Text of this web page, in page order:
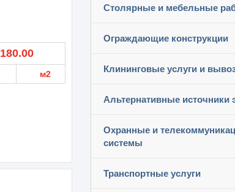
Столярные и мебельные
Ограждающие конструкции
Клининговые услуги и
Альтернативные источники
Охранные и
системы
Транспортные услуги
180.00
м2